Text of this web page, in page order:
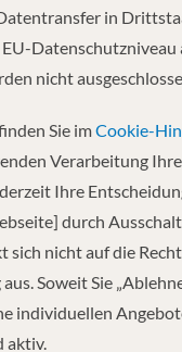
16.01.2026
-
in
nicht
Sie imCookie-
Verarbeitung
Ihre
durch
nicht auf die
Soweit Sie
individuellen
aktiv.